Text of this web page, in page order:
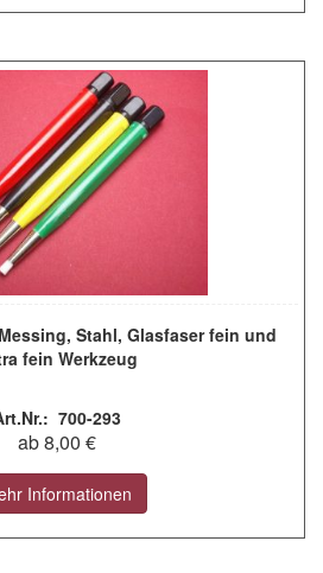
Stahl, Glasfaser fein und
fein Werkzeug
700-293
ab 8,00 €
Informationen